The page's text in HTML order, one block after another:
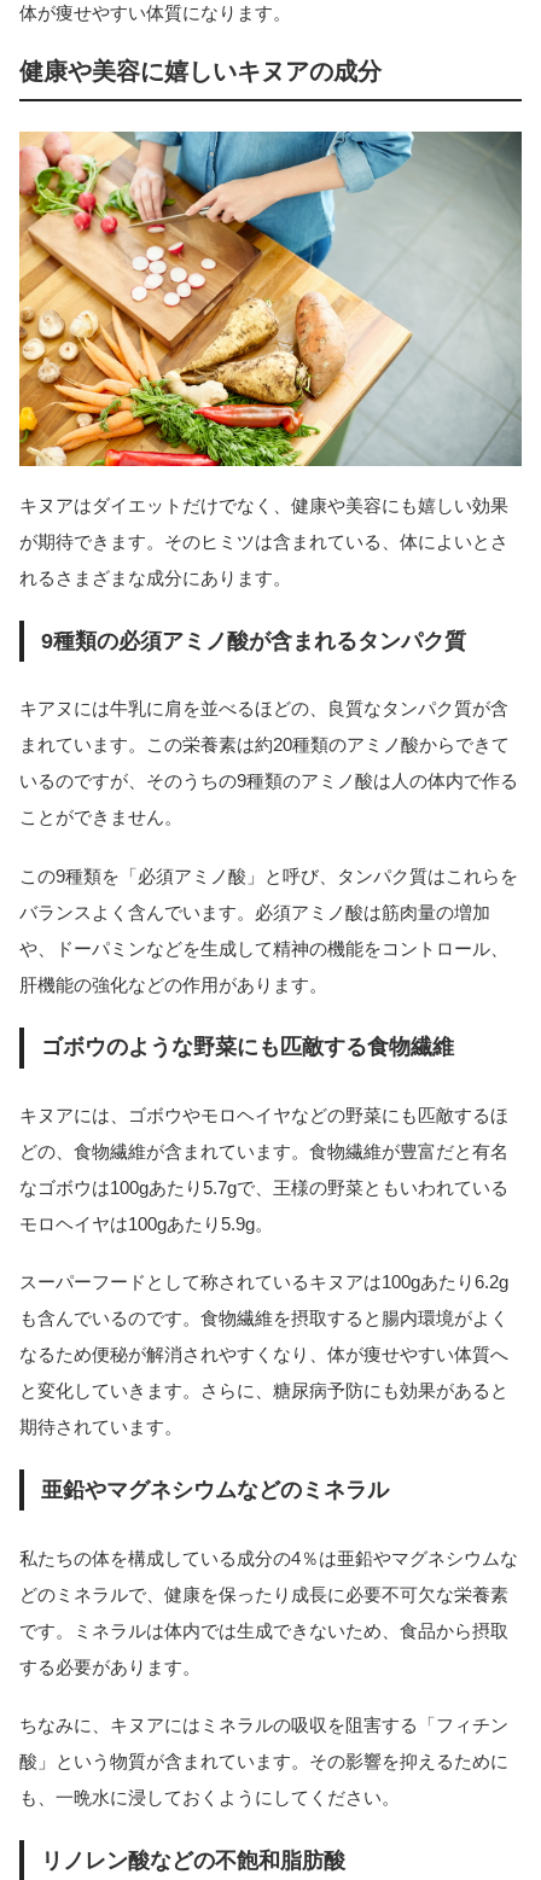
体が痩せやすい体質になります。
健康や美容に嬉しいキヌアの成分
キヌアはダイエットだけでなく、健康や美容にも嬉しい効果
が期待できます。そのヒミツは含まれている、体によいとさ
れるさまざまな成分にあります。
9種類の必須アミノ酸が含まれるタンパク質
キアヌには牛乳に肩を並べるほどの、良質なタンパク質が含
まれています。この栄養素は約20種類のアミノ酸からできて
いるのですが、そのうちの9種類のアミノ酸は人の体内で作る
ことができません。
この9種類を「必須アミノ酸」と呼び、タンパク質はこれらを
バランスよく含んでいます。必須アミノ酸は筋肉量の増加
や、ドーパミンなどを生成して精神の機能をコントロール、
肝機能の強化などの作用があります。
ゴボウのような野菜にも匹敵する食物繊維
キヌアには、ゴボウやモロヘイヤなどの野菜にも匹敵するほ
どの、食物繊維が含まれています。食物繊維が豊富だと有名
なゴボウは100gあたり5.7gで、王様の野菜ともいわれている
モロヘイヤは100gあたり5.9g。
スーパーフードとして称されているキヌアは100gあたり6.2g
も含んでいるのです。食物繊維を摂取すると腸内環境がよく
なるため便秘が解消されやすくなり、体が痩せやすい体質へ
と変化していきます。さらに、糖尿病予防にも効果があると
期待されています。
亜鉛やマグネシウムなどのミネラル
私たちの体を構成している成分の4％は亜鉛やマグネシウムな
どのミネラルで、健康を保ったり成長に必要不可欠な栄養素
です。ミネラルは体内では生成できないため、食品から摂取
する必要があります。
ちなみに、キヌアにはミネラルの吸収を阻害する「フィチン
酸」という物質が含まれています。その影響を抑えるために
も、一晩水に浸しておくようにしてください。
リノレン酸などの不飽和脂肪酸